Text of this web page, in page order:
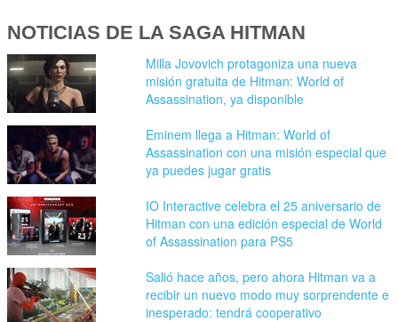
NOTICIAS DE LA SAGA HITMAN
Milla Jovovich protagoniza una nueva
misión gratuita de Hitman: World of
Assassination, ya disponible
Eminem llega a Hitman: World of
Assassination con una misión especial que
ya puedes jugar gratis
IO Interactive celebra el 25 aniversario de
Hitman con una edición especial de World
of Assassination para PS5
Salió hace años, pero ahora Hitman va a
recibir un nuevo modo muy sorprendente e
inesperado: tendrá cooperativo